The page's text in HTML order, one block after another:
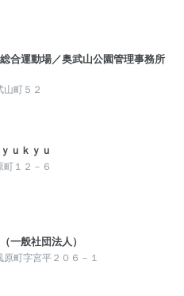
合運動場／奥武山公園管理事務所
町５２
ｕｋｙｕ
１２－６
一般社団法人）
町字宮平２０６－１